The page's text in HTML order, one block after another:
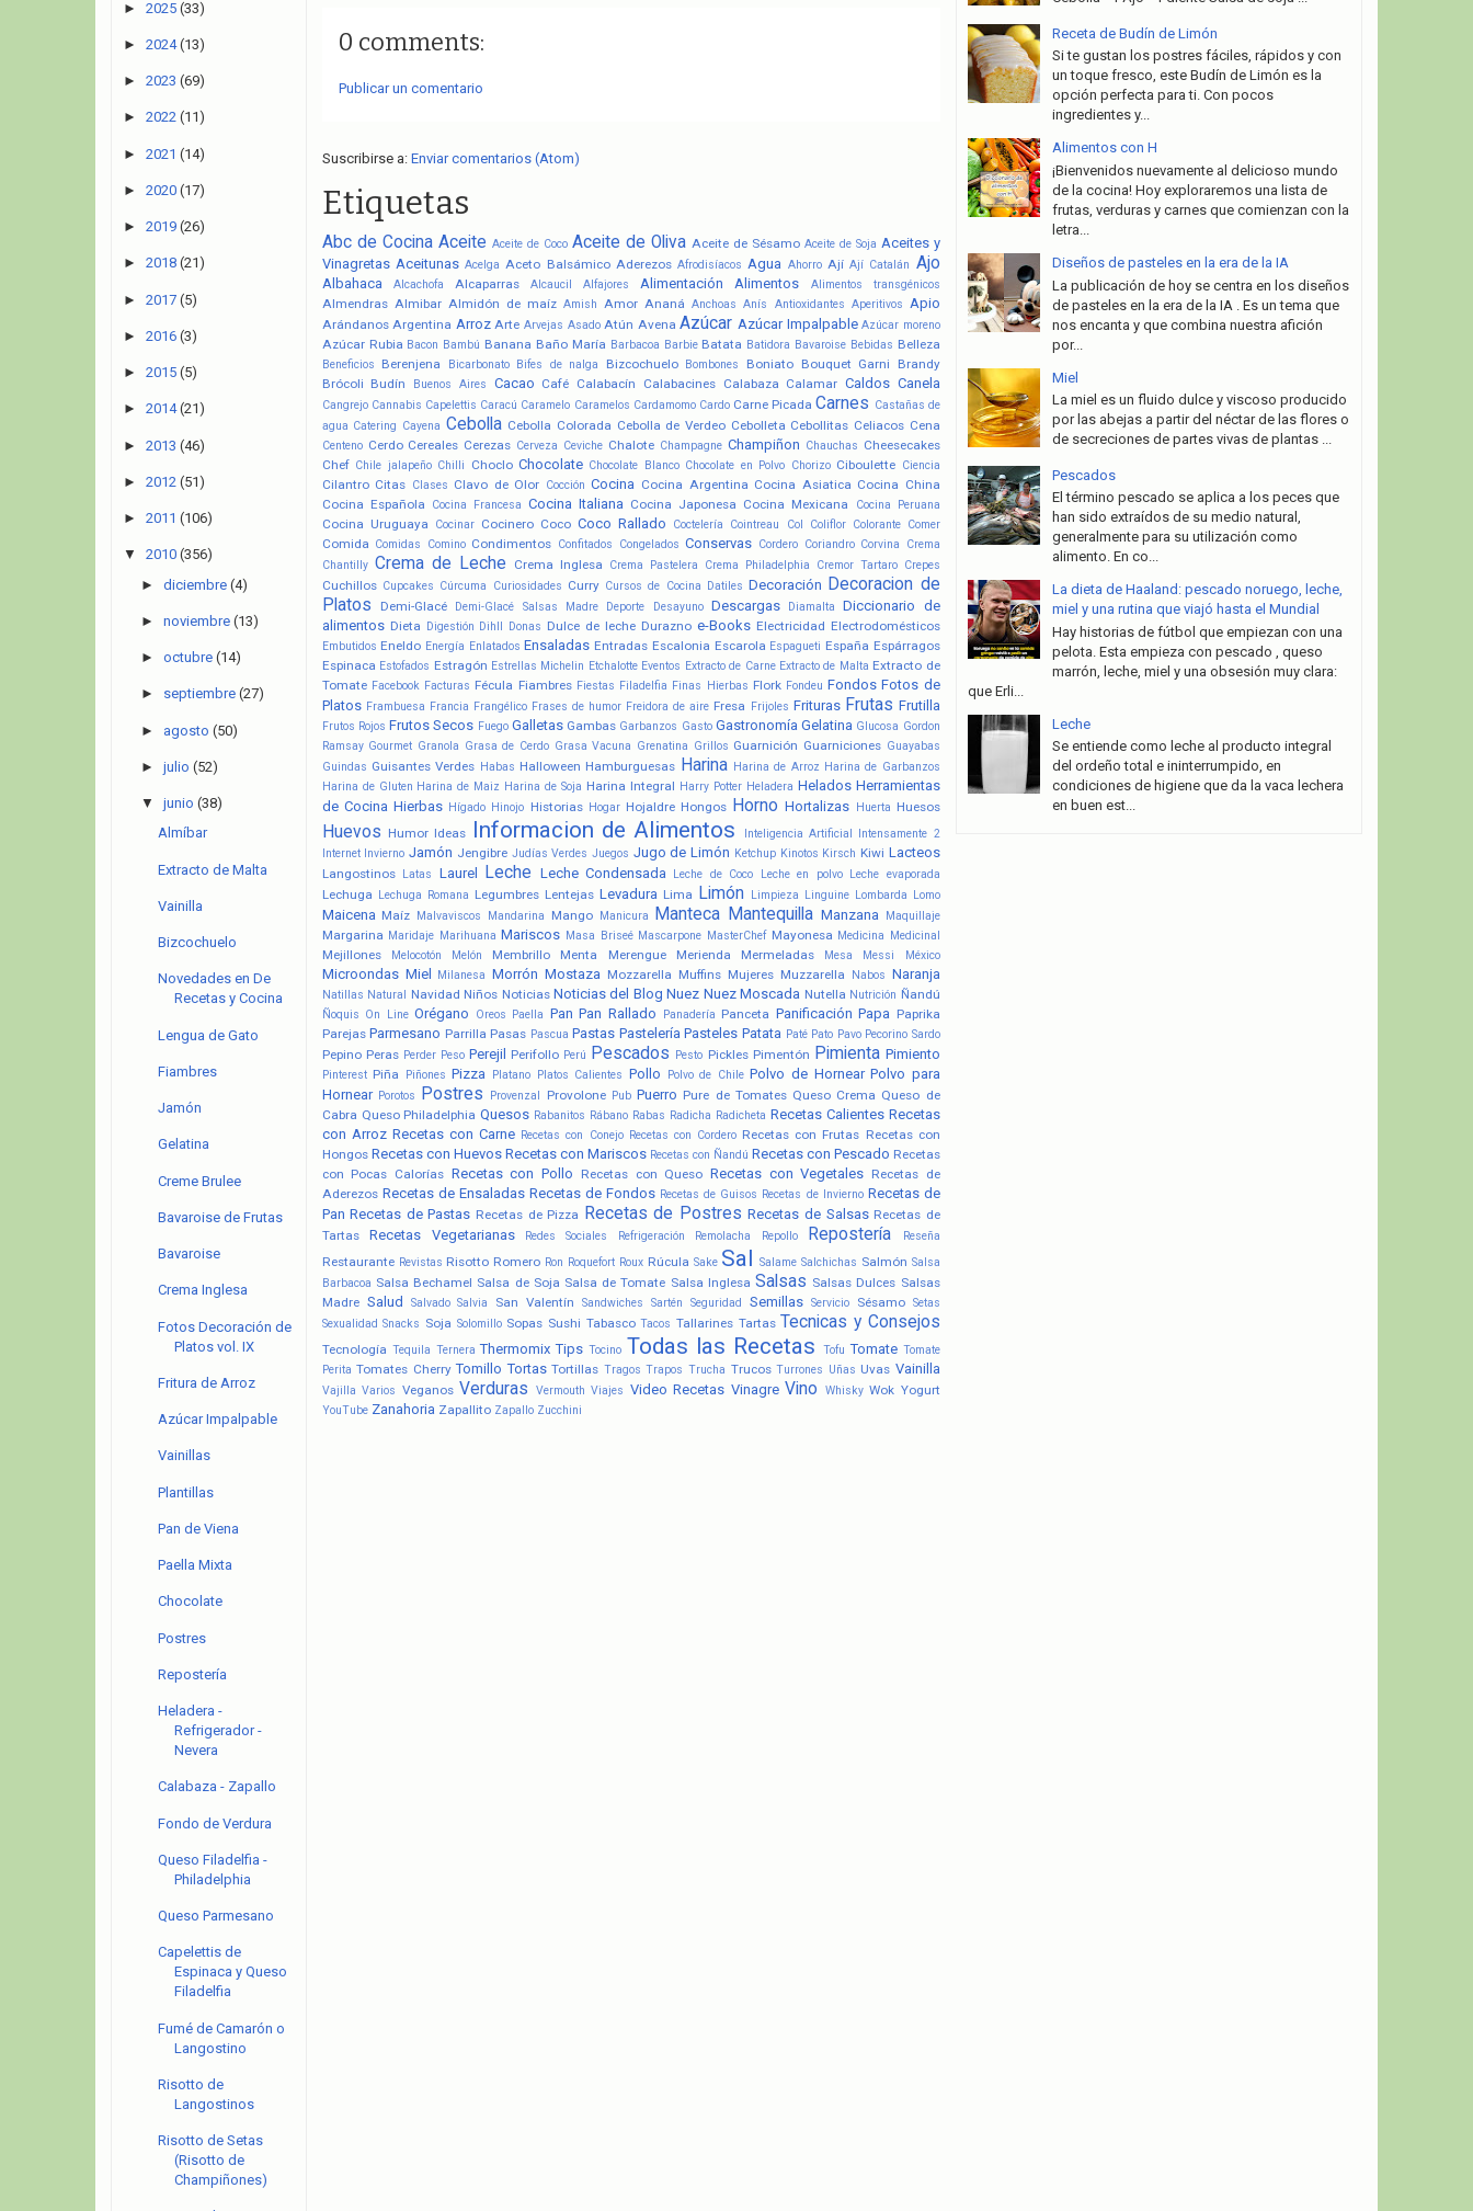
0 comments:
Publicar un comentario
Suscribirse a: Enviar comentarios (Atom)
Etiquetas
Abc de Cocina Aceite Aceite de Coco Aceite de Oliva Aceite de Sésamo Aceite de Soja Aceites y
Vinagretas Aceitunas Acelga Aceto Balsámico Aderezos Afrodisíacos Agua Ahorro Ají Ají Catalán Ajo
Albahaca Alcachofa Alcaparras Alcaucil Alfajores Alimentación Alimentos Alimentos transgénicos
Almendras Almibar Almidón de maíz Amish Amor Ananá Anchoas Anís Antioxidantes Aperitivos Apio
Arándanos Argentina Arroz Arte Arvejas Asado Atún Avena Azúcar Azúcar Impalpable Azúcar moreno
Azúcar Rubia Bacon Bambú Banana Baño María Barbacoa Barbie Batata Batidora Bavaroise Bebidas Belleza
Beneficios Berenjena Bicarbonato Bifes de nalga Bizcochuelo Bombones Boniato Bouquet Garni
Brandy
Brócoli Budín Buenos Aires Cacao Café Calabacín Calabacines Calabaza Calamar Caldos Canela
Cangrejo Cannabis Capelettis Caracú Caramelo Caramelos Cardamomo Cardo Carne Picada Carnes Castañas de
agua Catering Cayena Cebolla Cebolla Colorada Cebolla de Verdeo Cebolleta Cebollitas Celiacos Cena
Centeno Cerdo Cereales Cerezas Cerveza Ceviche Chalote Champagne Champiñon Chauchas Cheesecakes
Chef Chile jalapeño Chilli Choclo Chocolate Chocolate Blanco Chocolate en Polvo Chorizo Ciboulette Ciencia
Cilantro Citas Clases Clavo de Olor Cocción Cocina Cocina Argentina Cocina Asiatica Cocina China
Cocina Española
Cocina Francesa Cocina Italiana Cocina Japonesa Cocina Mexicana Cocina Peruana
Cocina Uruguaya Cocinar Cocinero Coco Coco Rallado Coctelería Cointreau Col Coliflor Colorante Comer
Comida Comidas Comino Condimentos Confitados Congelados Conservas Cordero Coriandro Corvina
Crema
Chantilly Crema de Leche Crema Inglesa Crema Pastelera Crema Philadelphia Cremor Tartaro Crepes
Cuchillos Cupcakes Cúrcuma Curiosidades Curry Cursos de Cocina Datiles Decoración Decoracion de
Platos
Demi-Glacé Demi-Glacé Salsas Madre Deporte Desayuno Descargas Diamalta
Diccionario de
alimentos Dieta Digestión Dihll Donas Dulce de leche Durazno e-Books Electricidad Electrodomésticos
Embutidos Eneldo Energía Enlatados Ensaladas Entradas Escalonia Escarola Espagueti España Espárragos
Espinaca Estofados Estragón Estrellas Michelin Etchalotte Eventos Extracto de Carne Extracto de Malta Extracto de
Tomate Facebook Facturas Fécula Fiambres Fiestas Filadelfia Finas Hierbas Flork Fondeu Fondos Fotos de
Platos Frambuesa Francia Frangélico Frases de humor Freidora de aire Fresa Frijoles Frituras Frutas Frutilla
Frutos Rojos Frutos Secos Fuego Galletas Gambas Garbanzos Gasto Gastronomía Gelatina Glucosa Gordon
Ramsay Gourmet Granola Grasa de Cerdo Grasa Vacuna Grenatina Grillos Guarnición Guarniciones Guayabas
Guindas Guisantes Verdes Habas Halloween Hamburguesas Harina Harina de Arroz Harina de Garbanzos
Harina de Gluten Harina de Maiz Harina de Soja Harina Integral Harry Potter Heladera Helados Herramientas
de Cocina Hierbas Hígado Hinojo Historias Hogar Hojaldre Hongos Horno Hortalizas Huerta Huesos
Huevos Humor Ideas Informacion de Alimentos Inteligencia Artificial Intensamente 2
Internet Invierno Jamón Jengibre Judías Verdes Juegos Jugo de Limón Ketchup Kinotos Kirsch Kiwi Lacteos
Langostinos Latas Laurel Leche Leche Condensada Leche de Coco Leche en polvo Leche evaporada
Lechuga Lechuga Romana Legumbres Lentejas Levadura Lima Limón Limpieza Linguine Lombarda Lomo
Maicena Maíz Malvaviscos Mandarina Mango Manicura Manteca Mantequilla Manzana Maquillaje
Margarina Maridaje Marihuana Mariscos Masa Briseé Mascarpone MasterChef Mayonesa Medicina Medicinal
Mejillones Melocotón Melón Membrillo Menta Merengue Merienda Mermeladas Mesa Messi México
Microondas Miel Milanesa Morrón Mostaza Mozzarella Muffins Mujeres Muzzarella Nabos Naranja
Natillas Natural Navidad Niños Noticias Noticias del Blog Nuez Nuez Moscada Nutella Nutrición Ñandú
Ñoquis On Line Orégano Oreos Paella Pan Pan Rallado Panadería Panceta Panificación Papa Paprika
Parejas Parmesano Parrilla Pasas Pascua Pastas Pastelería Pasteles Patata Paté Pato Pavo Pecorino Sardo
Pepino Peras Perder Peso Perejil Perifollo Perú Pescados Pesto Pickles Pimentón Pimienta Pimiento
Pinterest Piña Piñones Pizza Platano Platos Calientes Pollo Polvo de Chile Polvo de Hornear Polvo para
Hornear Porotos Postres Provenzal Provolone Pub Puerro Pure de Tomates Queso Crema Queso de
Cabra Queso Philadelphia Quesos Rabanitos Rábano Rabas Radicha Radicheta Recetas Calientes Recetas
con Arroz Recetas con Carne Recetas con Conejo Recetas con Cordero Recetas con Frutas Recetas con
Hongos Recetas con Huevos Recetas con Mariscos Recetas con Ñandú Recetas con Pescado Recetas
con Pocas Calorías Recetas con Pollo Recetas con Queso Recetas con Vegetales Recetas de
Aderezos Recetas de Ensaladas Recetas de Fondos Recetas de Guisos Recetas de Invierno Recetas de
Pan Recetas de Pastas Recetas de Pizza Recetas de Postres Recetas de Salsas Recetas de
Tartas
Recetas Vegetarianas Redes Sociales Refrigeración Remolacha Repollo Repostería Reseña
Restaurante Revistas Risotto Romero Ron Roquefort Roux Rúcula Sake Sal Salame Salchichas Salmón Salsa
Barbacoa Salsa Bechamel Salsa de Soja Salsa de Tomate Salsa Inglesa Salsas Salsas Dulces Salsas
Madre Salud Salvado Salvia San Valentín Sandwiches Sartén Seguridad Semillas Servicio Sésamo Setas
Sexualidad Snacks Soja Solomillo Sopas Sushi Tabasco Tacos Tallarines Tartas Tecnicas y Consejos
Tecnología Tequila Ternera Thermomix Tips Tocino Todas las Recetas Tofu Tomate Tomate
Perita Tomates Cherry Tomillo Tortas Tortillas Tragos Trapos Trucha Trucos Turrones Uñas Uvas Vainilla
Vajilla Varios Veganos Verduras Vermouth Viajes Video Recetas Vinagre Vino Whisky Wok Yogurt
YouTube Zanahoria Zapallito Zapallo Zucchini
► 2025 (33)
► 2024 (13)
► 2023 (69)
► 2022 (11)
► 2021 (14)
► 2020 (17)
► 2019 (26)
► 2018 (21)
► 2017 (5)
► 2016 (3)
► 2015 (5)
► 2014 (21)
► 2013 (46)
► 2012 (51)
► 2011 (106)
▼ 2010 (356)
► diciembre (4)
► noviembre (13)
► octubre (14)
► septiembre (27)
► agosto (50)
► julio (52)
▼ junio (38)
Almíbar
Extracto de Malta
Vainilla
Bizcochuelo
Novedades en De
Recetas y Cocina
Lengua de Gato
Fiambres
Jamón
Gelatina
Creme Brulee
Bavaroise de Frutas
Bavaroise
Crema Inglesa
Fotos Decoración de
Platos vol. IX
Fritura de Arroz
Azúcar Impalpable
Vainillas
Plantillas
Pan de Viena
Paella Mixta
Chocolate
Postres
Repostería
Heladera -
Refrigerador -
Nevera
Calabaza - Zapallo
Fondo de Verdura
Queso Filadelfia -
Philadelphia
Queso Parmesano
Capelettis de
Espinaca y Queso
Filadelfia
Fumé de Camarón o
Langostino
Risotto de
Langostinos
Risotto de Setas
(Risotto de
Champiñones)
Receta de Budín de Limón
Si te gustan los postres fáciles, rápidos y con
un toque fresco, este Budín de Limón es la
opción perfecta para ti. Con pocos
ingredientes y...
Alimentos con H
¡Bienvenidos nuevamente al delicioso mundo
de la cocina! Hoy exploraremos una lista de
frutas, verduras y carnes que comienzan con la
letra...
Diseños de pasteles en la era de la IA
La publicación de hoy se centra en los diseños
de pasteles en la era de la IA . Es un tema que
nos encanta y que combina nuestra afición
por...
Miel
La miel es un fluido dulce y viscoso producido
por las abejas a partir del néctar de las flores o
de secreciones de partes vivas de plantas ...
Pescados
El término pescado se aplica a los peces que
han sido extraídos de su medio natural,
generalmente para su utilización como
alimento. En co...
La dieta de Haaland: pescado noruego, leche,
miel y una rutina que viajó hasta el Mundial
Hay historias de fútbol que empiezan con una
pelota. Esta empieza con pescado , queso
marrón, leche, miel y una obsesión muy clara:
que Erli...
Leche
Se entiende como leche al producto integral
del ordeño total e ininterrumpido, en
condiciones de higiene que da la vaca lechera
en buen est...